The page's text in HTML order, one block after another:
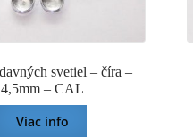
svetiel – číra –
4,5mm – CAL
Viac info